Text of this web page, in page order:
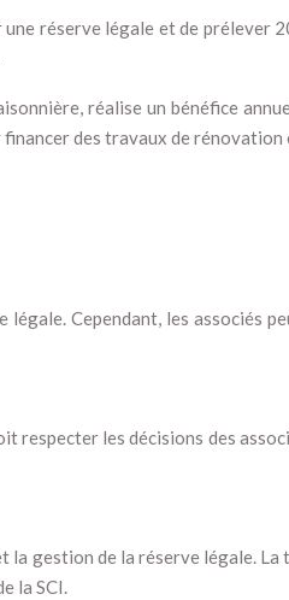
réserve légale et de prélever
réalise un bénéfice
des travaux de
Cependant, les associés
respecter les décisions des
gestion de la réserve légale.
la SCI.